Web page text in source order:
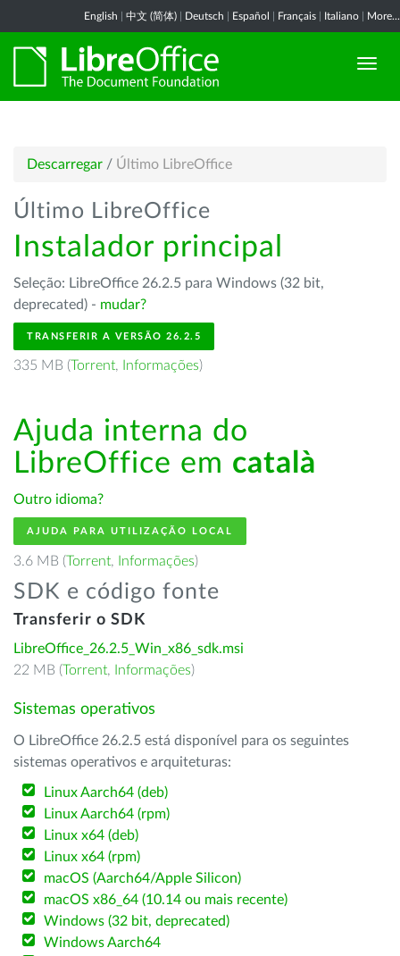
English 中文 (简体) Deutsch Español Français Italiano More...
Descarregar / Último LibreOffice
Último LibreOffice
Instalador principal
Seleção: LibreOffice 26.2.5 para Windows (32 bit,
deprecated) - mudar?
TRANSFERIR A VERSÃO 26.2.5
335 MB (Torrent, Informações)
Ajuda interna do
LibreOffice em català
Outro idioma?
AJUDA PARA UTILIZAÇÃO LOCAL
3.6 MB (Torrent, Informações)
SDK e código fonte
Transferir o SDK
LibreOffice_26.2.5_Win_x86_sdk.msi
22 MB (Torrent, Informações)
Sistemas operativos
O LibreOffice 26.2.5 está disponível para os seguintes
sistemas operativos e arquiteturas:
Linux Aarch64 (deb)
Linux Aarch64 (rpm)
Linux x64 (deb)
Linux x64 (rpm)
macOS (Aarch64/Apple Silicon)
macOS x86_64 (10.14 ou mais recente)
Windows (32 bit, deprecated)
Windows Aarch64